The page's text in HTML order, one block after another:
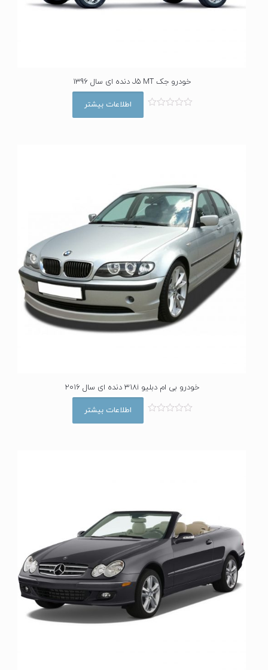
خودرو جک J5 MT دنده ای سال 1396
5
اطلاعات بیشتر
خودرو بی ام دبلیو 318i دنده ای سال 2016
اطلاعات بیشتر